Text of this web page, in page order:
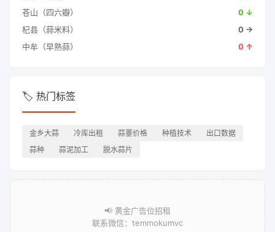
苍山（四六瓣）
0 ↓
杞县（蒜米料）
0 →
中牟（早熟蒜）
0 ↑
🏷️ 热门标签
金乡大蒜 冷库出租 蒜薹价格 种植技术
出口数据
蒜种
蒜泥加工 脱水蒜片
📢 黄金广告位招租
联系微信：temmokumvc